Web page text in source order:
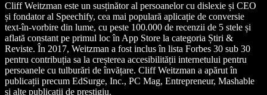
Cliff Weitzman este un susținător al persoanelor cu dislexie și CEO
și fondator al Speechify, cea mai populară aplicație de conversie
text-în-vorbire din lume, cu peste 100.000 de recenzii de 5 stele și
aflată constant pe primul loc în App Store la categoria Știri &
Reviste. În 2017, Weitzman a fost inclus în lista Forbes 30 sub 30
pentru contribuția sa la creșterea accesibilității internetului pentru
persoanele cu tulburări de învățare. Cliff Weitzman a apărut în
publicații precum EdSurge, Inc., PC Mag, Entrepreneur, Mashable
și alte publicații de prestigiu.